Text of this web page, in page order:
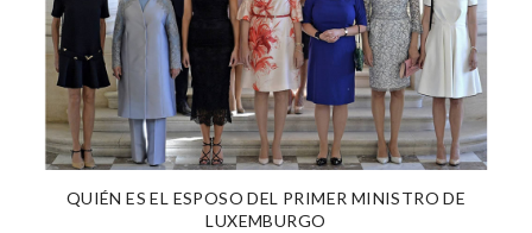
QUIÉN ES EL ESPOSO DEL PRIMER MINISTRO DE
LUXEMBURGO